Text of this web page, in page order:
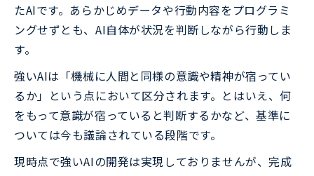
たAIです。あらかじめデータや行動内容をプログラミ
ングせずとも、AI自体が状況を判断しながら行動しま
す。
強いAIは「機械に人間と同様の意識や精神が宿ってい
るか」という点において区分されます。とはいえ、何
をもって意識が宿っていると判断するかなど、基準に
ついては今も議論されている段階です。
現時点で強いAIの開発は実現しておりませんが、完成